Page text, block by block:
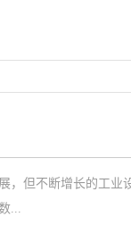
但不断增长的工业
...